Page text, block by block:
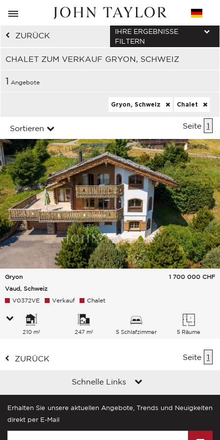
ZURÜCK
CHALET ZUM VERKAUF GRYON, SCHWEIZ
IHRE ERGEBNISSE
FILTERN
1 Angebote
Gryon, Schweiz Chalet
Sortieren Seite 1
Gryon
Vaud, Schweiz
1 700 000 CHF
V0372VE Verkauf Chalet
210 m² 247 m² 5 Schlafzimmer 5 Räume
ZURÜCK Seite 1
Schnelle Links
Erhalten Sie unsere aktuellen Angebote, Trends und Neuigkeiten
direkt per E-Mail